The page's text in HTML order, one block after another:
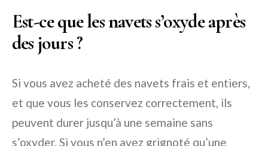
Est-ce que les navets s’oxyde après
des jours ?
Si vous avez acheté des navets frais et entiers,
et que vous les conservez correctement, ils
peuvent durer jusqu’à une semaine sans
s’oxyder. Si vous n’en avez grignoté qu’une